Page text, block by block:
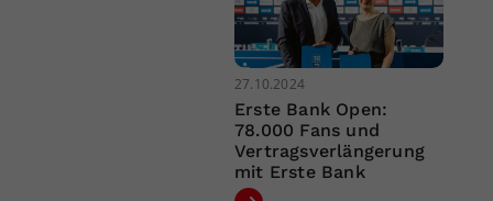
27.10.2024
Erste Bank Open:
78.000 Fans und
Vertragsverlängerung
mit Erste Bank